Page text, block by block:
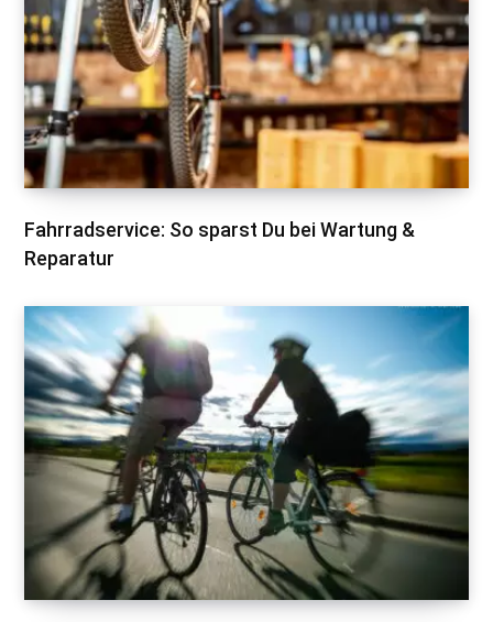
Fahrradservice: So sparst Du bei Wartung &
Reparatur